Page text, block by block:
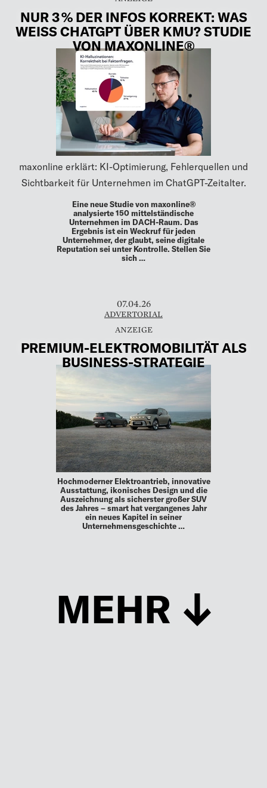
NUR 3 % DER INFOS KORREKT: WAS
WEISS CHATGPT ÜBER KMU? STUDIE V
ON MAXONLINE®
maxonline erklärt: KI-Optimierung, Fehlerquellen und
Sichtbarkeit für Unternehmen im ChatGPT-Zeitalter.
Eine neue Studie von maxonline®
analysierte 150 mittelständische
Unternehmen im DACH-Raum. Das
Ergebnis ist ein Weckruf für jeden
Unternehmer, der glaubt, seine digitale
Reputation sei unter Kontrolle. Stellen Sie
sich …
07.04.26
ADVERTORIAL
PREMIUM-ELEKTROMOBILITÄT ALS
BUSINESS-STRATEGIE
Hochmoderner Elektroantrieb, innovative
Ausstattung, ikonisches Design und die
Auszeichnung als sicherster großer SUV
des Jahres – smart hat vergangenes Jahr
ein neues Kapitel in seiner
Unternehmensgeschichte …
MEHR